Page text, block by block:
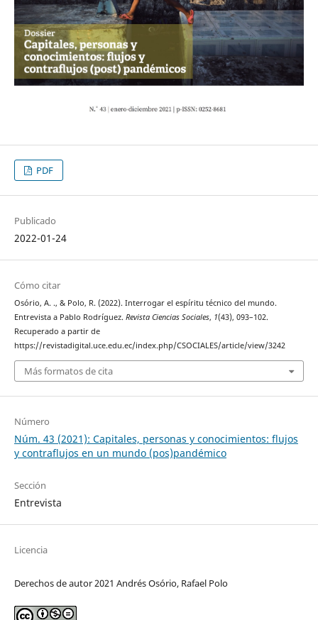
PDF
Publicado
2022-01-24
Cómo citar
Osório, A. ., & Polo, R. (2022). Interrogar el espíritu técnico del mundo.
Entrevista a Pablo Rodríguez. Revista Ciencias Sociales, 1(43), 093–102.
Recuperado a partir de
https://revistadigital.uce.edu.ec/index.php/CSOCIALES/article/view/3242
Más formatos de cita
Número
Núm. 43 (2021): Capitales, personas y conocimientos: flujos
y contraflujos en un mundo (pos)pandémico
Sección
Entrevista
Licencia
Derechos de autor 2021 Andrés Osório, Rafael Polo